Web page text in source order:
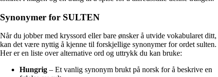
Synonymer for SULTEN
Når du jobber med kryssord eller bare ønsker å utvide vokabularet ditt,
kan det være nyttig å kjenne til forskjellige synonymer for ordet sulten.
Her er en liste over alternative ord og uttrykk du kan bruke:
Hungrig – Et vanlig synonym brukt på norsk for å beskrive en